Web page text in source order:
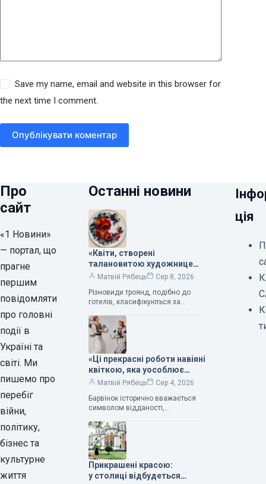
Save my name, email and website in this browser for
the next time I comment.
Опублікувати коментар
Про
сайт
«1 Новини»
— портал, що
прагне
першим
повідомляти
про головні
події в
Україні та
світі. Ми
пишемо про
перебіг
війни,
політику,
бізнес та
культурне
життя
Останні новини
«Квіти, створені
талановитою художницею
Валентиною Трегубовою,
— колекціонерка Людмила
Карпінська-Романюк
Матвій Рябець
Сер 8, 2026
Різновиди троянд, подібно до
готелів, класифікуються за
класифікації квітів їх лише чотири.
Критерії оцінки включають
розмір…
«Ці прекрасні роботи навіяні
квіткою, яка уособлює
нескінченне кохання», —
Людмила Карпінська-
Романюк
Матвій Рябець
Сер 4, 2026
Барвінок історично вважається
символом відданості,
та тривалого подружнього союзу.
Саме тому ця рослина надихала і
продовжує надихати митців на
Прикрашені красою:
у столиці відбудеться
ція